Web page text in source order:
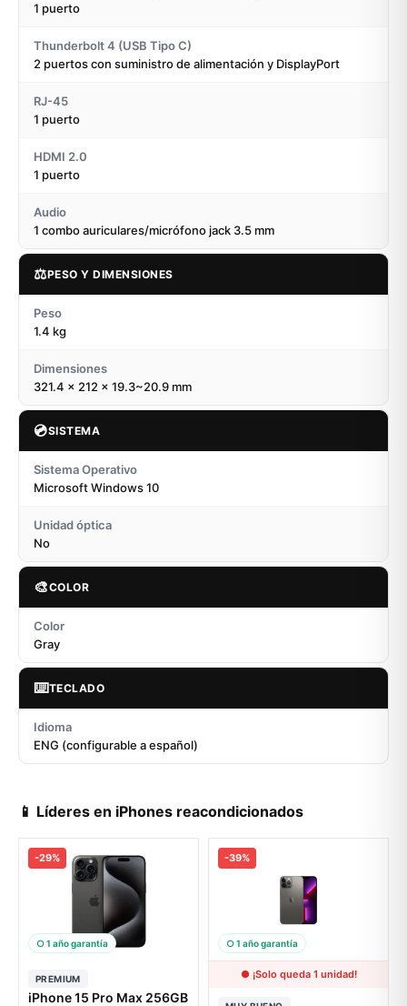
1 puerto
Thunderbolt 4 (USB Tipo C)
2 puertos con suministro de alimentación y DisplayPort
RJ-45
1 puerto
HDMI 2.0
1 puerto
Audio
1 combo auriculares/micrófono jack 3.5 mm
⚖️PESO Y DIMENSIONES
Peso
1.4 kg
Dimensiones
321.4 x 212 x 19.3~20.9 mm
💿SISTEMA
Sistema Operativo
Microsoft Windows 10
Unidad óptica
No
🎨COLOR
Color
Gray
⌨️TECLADO
Idioma
ENG (configurable a español)
📱 Líderes en iPhones reacondicionados
-29%
○ 1 año garantía
PREMIUM
iPhone 15 Pro Max 256GB
-39%
○ 1 año garantía
● ¡Solo queda 1 unidad!